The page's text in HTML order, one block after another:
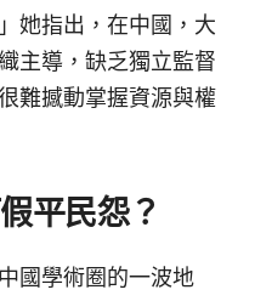
她指出，在中國，大
主導，缺乏獨立監督
難撼動掌握資源與權
平民怨？
國學術圈的一波地